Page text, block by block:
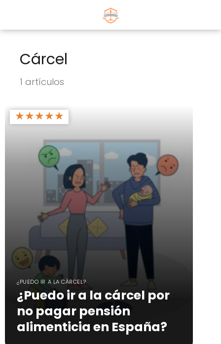
Cárcel
1 artículos
★★★★★
¿PUEDO IR A LA CÁRCEL?
¿Puedo ir a la cárcel por
no pagar pensión
alimenticia en España?